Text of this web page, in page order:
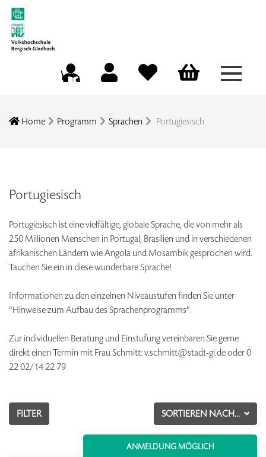
Menü
Home Programm Sprachen Portugiesisch
Portugiesisch
Portugiesisch ist eine vielfältige, globale Sprache, die von mehr als
250 Millionen Menschen in Portugal, Brasilien und in verschiedenen
afrikanischen Ländern wie Angola und Mosambik gesprochen wird.
Tauchen Sie ein in diese wunderbare Sprache!
Informationen zu den einzelnen Niveaustufen finden Sie unter
"Hinweise zum Aufbau des Sprachenprogramms".
Zur individuellen Beratung und Einstufung vereinbaren Sie gerne
direkt einen Termin mit Frau Schmitt: v.schmitt@stadt-gl.de oder 0
22 02/14 22 79
SORTIEREN NACH...
FILTER
ANMELDUNG MÖGLICH